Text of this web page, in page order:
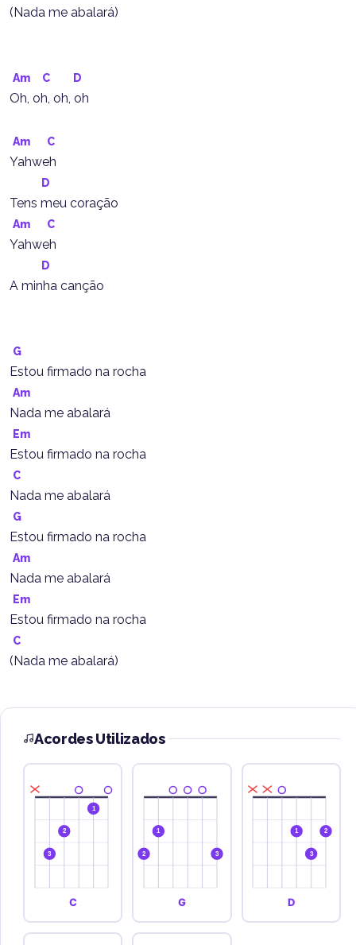
(Nada me abalará)
Am C D
Oh, oh, oh, oh
Am C
Yahweh
D
Tens meu coração
Am C
Yahweh
D
A minha canção
G
Estou firmado na rocha
Am
Nada me abalará
Em
Estou firmado na rocha
C
Nada me abalará
G
Estou firmado na rocha
Am
Nada me abalará
Em
Estou firmado na rocha
C
(Nada me abalará)
Acordes Utilizados
3
2
1
C
2
1
3
G
1
3
2
D